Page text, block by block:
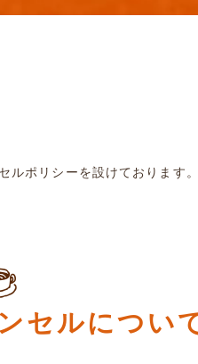
ルポリシーを設けております
セルについ